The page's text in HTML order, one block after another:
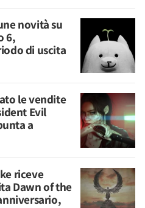
novità su
6,
di uscita
le vendite
Evil
a
riceve
Dawn of the